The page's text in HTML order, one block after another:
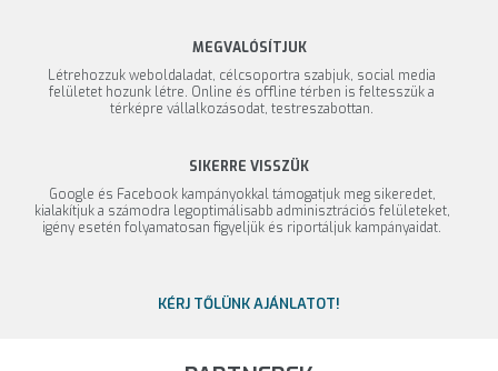
MEGVALÓSÍTJUK
Létrehozzuk weboldaladat, célcsoportra szabjuk, social media
felületet hozunk létre. Online és offline térben is feltesszük a
térképre vállalkozásodat, testreszabottan.
SIKERRE VISSZÜK
Google és Facebook kampányokkal támogatjuk meg sikeredet,
kialakítjuk a számodra legoptimálisabb adminisztrációs felületeket,
igény esetén folyamatosan figyeljük és riportáljuk kampányaidat.
KÉRJ TŐLÜNK AJÁNLATOT!